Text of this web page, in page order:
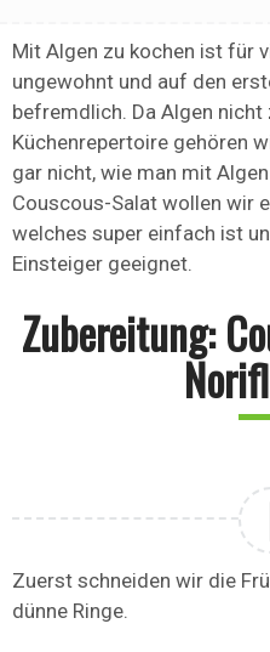
Mit Algen zu kochen ist für
ungewohnt und auf den
befremdlich. Da Algen
Küchenrepertoire gehören
gar nicht, wie man mit
Couscous-Salat wollen wir
welches super einfach ist
Einsteiger geeignet.
Zubereitung:
Zuerst schneiden wir die
dünne Ringe.